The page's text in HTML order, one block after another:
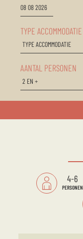
TYPE ACCOMMODATIE
AANTAL PERSONEN
4-6
PERSONEN